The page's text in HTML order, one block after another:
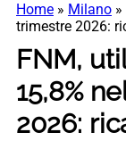
Home » Milano »
trimestre 2026:
FNM,
15,8%
2026: